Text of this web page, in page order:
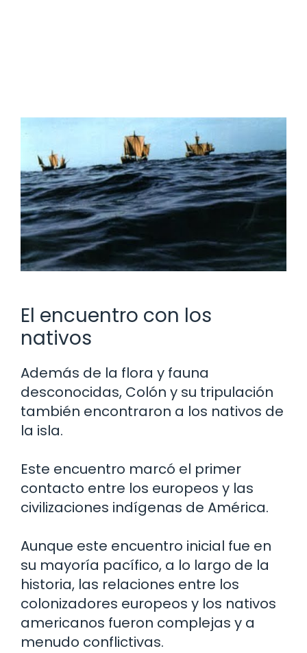
El encuentro con los
nativos
Además de la flora y fauna
desconocidas, Colón y su tripulación
también encontraron a los nativos de
la isla.
Este encuentro marcó el primer
contacto entre los europeos y las
civilizaciones indígenas de América.
Aunque este encuentro inicial fue en
su mayoría pacífico, a lo largo de la
historia, las relaciones entre los
colonizadores europeos y los nativos
americanos fueron complejas y a
menudo conflictivas.